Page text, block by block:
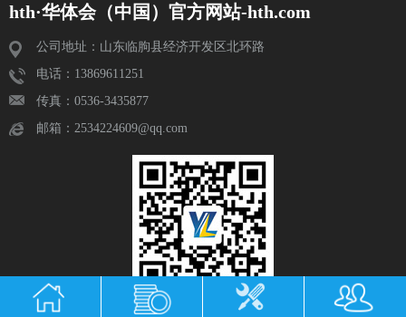
hth·华体会（中国）官方网站-hth.com
公司地址：山东临朐县经济开发区北环路
电话：13869611251
传真：0536-3435877
邮箱：2534224609@qq.com